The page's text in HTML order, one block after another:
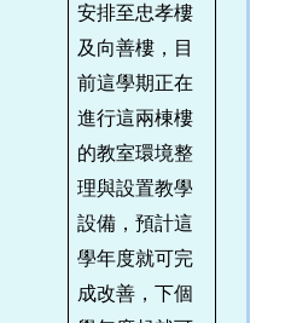
安排至忠孝樓
及向善樓，目
前這學期正在
進行這兩棟樓
的教室環境整
理與設置教學
設備，預計這
學年度就可完
成改善，下個